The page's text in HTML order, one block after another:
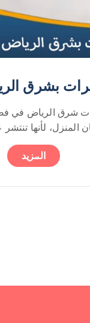
الرياض
شرق الرياض في
المنزل، لأنها
المزيد